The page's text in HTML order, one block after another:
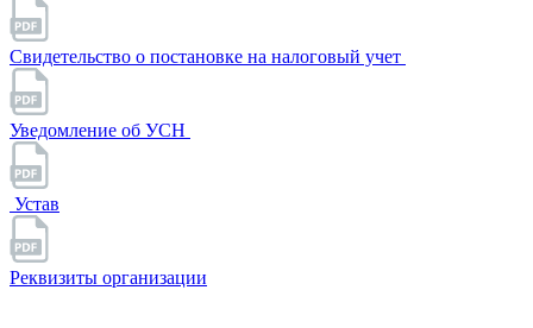
Свидетельство о постановке на налоговый учет
Уведомление об УСН
Устав
Реквизиты организации